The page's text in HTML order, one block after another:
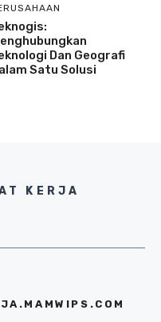
Dan Geografi
Satu Solusi
KERJA